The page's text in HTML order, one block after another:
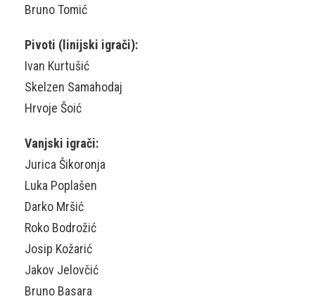
Bruno Tomić
Pivoti (linijski igrači):
Ivan Kurtušić
Skelzen Samahodaj
Hrvoje Šoić
Vanjski igrači:
Jurica Šikoronja
Luka Poplašen
Darko Mršić
Roko Bodrožić
Josip Kožarić
Jakov Jelovčić
Bruno Basara